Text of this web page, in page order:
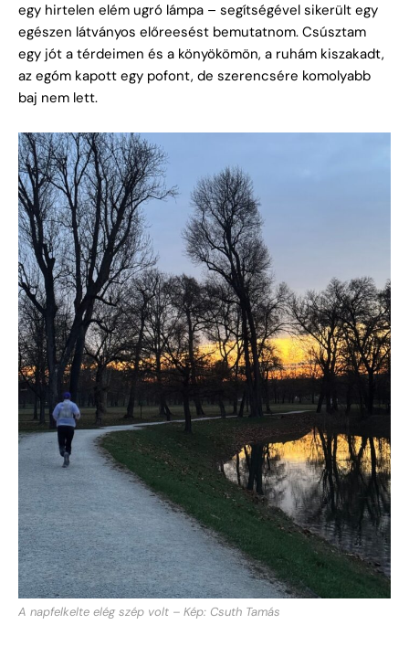
egy hirtelen elém ugró lámpa – segítségével sikerült egy
egészen látványos előreesést bemutatnom. Csúsztam
egy jót a térdeimen és a könyökömön, a ruhám kiszakadt,
az egóm kapott egy pofont, de szerencsére komolyabb
baj nem lett.
A napfelkelte elég szép volt – Kép: Csuth Tamás